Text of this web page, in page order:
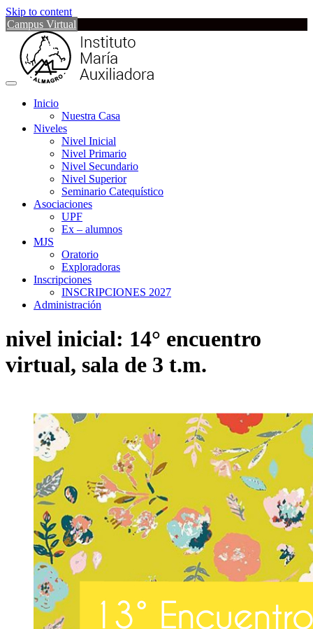
Skip to content
Campus Virtual
Inicio
Nuestra Casa
Niveles
Nivel Inicial
Nivel Primario
Nivel Secundario
Nivel Superior
Seminario Catequístico
Asociaciones
UPF
Ex – alumnos
MJS
Oratorio
Exploradoras
Inscripciones
INSCRIPCIONES 2027
Administración
nivel inicial: 14° encuentro
virtual, sala de 3 t.m.